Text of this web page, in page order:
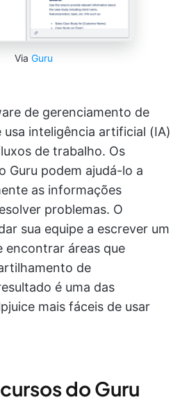
Via Guru
de gerenciamento de
inteligência artificial (IA)
de trabalho. Os
Guru podem ajudá-lo a
as informações
problemas. O
sua equipe a escrever um
encontrar áreas que
de
é uma das
mais fáceis de usar
do Guru